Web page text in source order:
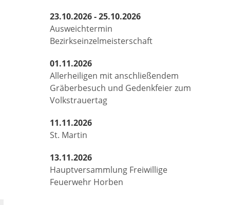
23.10.2026 - 25.10.2026
Ausweichtermin
Bezirkseinzelmeisterschaft
01.11.2026
Allerheiligen mit anschließendem
Gräberbesuch und Gedenkfeier zum
Volkstrauertag
11.11.2026
St. Martin
13.11.2026
Hauptversammlung Freiwillige
Feuerwehr Horben